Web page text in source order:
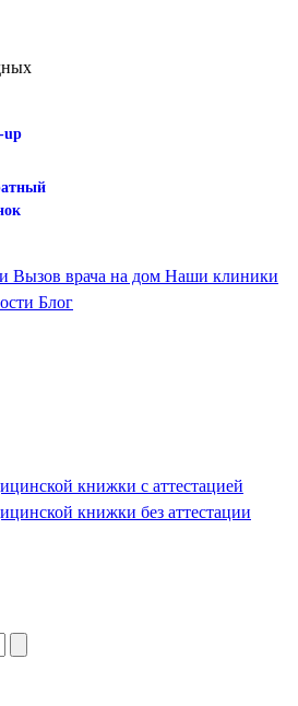
up
Вызов врача на дом Наши клиники
Блог
книжки с аттестацией
книжки без аттестации